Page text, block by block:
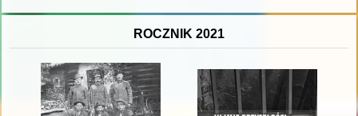
ROCZNIK 2021